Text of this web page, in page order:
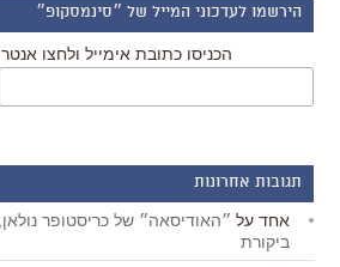
הירשמו לעדכוני המייל של ״סינמסקופ״
הכניסו כתובת אימייל ולחצו אנטר
תגובות אחרונות
אחד על ״האודיסאה״ של כריסטופר נולאן,
ביקורת